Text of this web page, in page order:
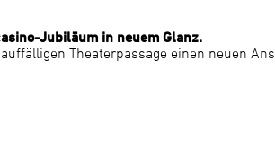
Jubiläum in neuem Glanz.
Theaterpassage einen neuen